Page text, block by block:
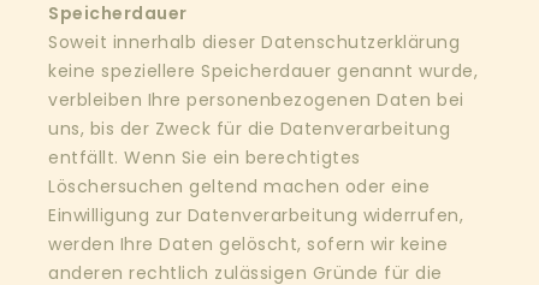
Speicherdauer
Soweit innerhalb dieser Datenschutzerklärung
keine speziellere Speicherdauer genannt wurde,
verbleiben Ihre personenbezogenen Daten bei
uns, bis der Zweck für die Datenverarbeitung
entfällt. Wenn Sie ein berechtigtes
Löschersuchen geltend machen oder eine
Einwilligung zur Datenverarbeitung widerrufen,
werden Ihre Daten gelöscht, sofern wir keine
anderen rechtlich zulässigen Gründe für die